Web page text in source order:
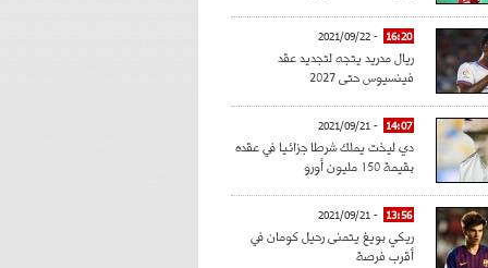
16:20
- 2021/09/22
ريال مدريد يتجه لتجديد عقد
فينسيوس حتى 2027
14:07
- 2021/09/21
دي ليخت يملك شرطا جزائيا في عقده
بقيمة 150 مليون أورو
13:56
- 2021/09/21
ريكي بويغ يتمنى رحيل كومان في
أقرب فرصة